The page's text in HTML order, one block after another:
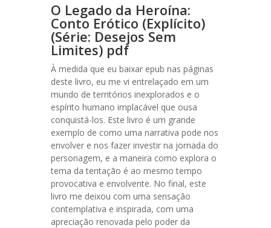
O Legado da Heroína:
Conto Erótico (Explícito)
(Série: Desejos Sem
Limites) pdf
À medida que eu baixar epub nas páginas
deste livro, eu me vi entrelaçado em um
mundo de territórios inexplorados e o
espírito humano implacável que ousa
conquistá-los. Este livro é um grande
exemplo de como uma narrativa pode nos
envolver e nos fazer investir na jornada do
personagem, e a maneira como explora o
tema da tentação é ao mesmo tempo
provocativa e envolvente. No final, este
livro me deixou com uma sensação
contemplativa e inspirada, com uma
apreciação renovada pelo poder da